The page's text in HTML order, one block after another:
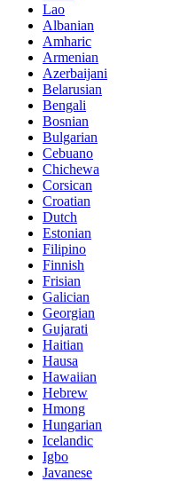
Lao
Albanian
Amharic
Armenian
Azerbaijani
Belarusian
Bengali
Bosnian
Bulgarian
Cebuano
Chichewa
Corsican
Croatian
Dutch
Estonian
Filipino
Finnish
Frisian
Galician
Georgian
Gujarati
Haitian
Hausa
Hawaiian
Hebrew
Hmong
Hungarian
Icelandic
Igbo
Javanese